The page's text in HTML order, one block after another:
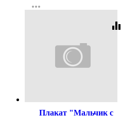
Регистрация
more_horiz
equalizer
Плакат "Мальчик с